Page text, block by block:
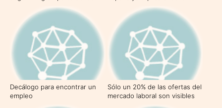
Decálogo para encontrar un
empleo
Sólo un 20% de las ofertas del
mercado laboral son visibles